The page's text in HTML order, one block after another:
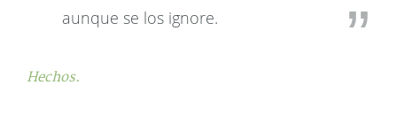
aunque se los ignore.
Hechos.